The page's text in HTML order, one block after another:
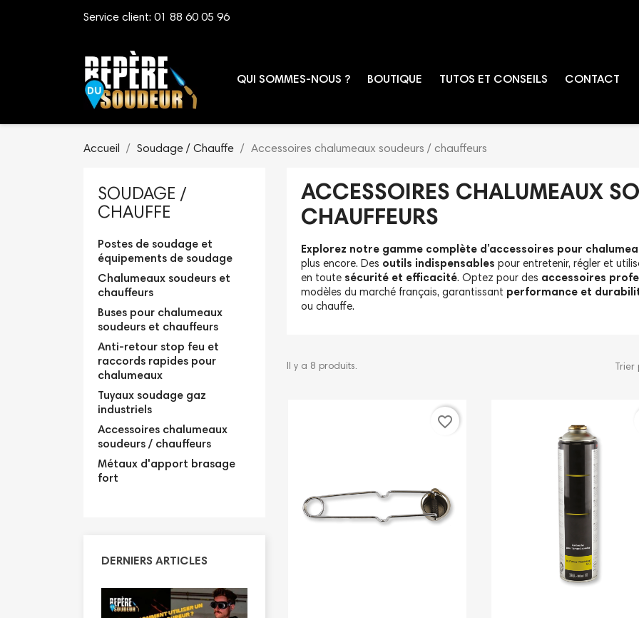
Service client: 01 88 60 05 96
QUI SOMMES-NOUS ? BOUTIQUE TUTOS ET CONSEILS CONTACT
Accueil Soudage / Chauffe Accessoires chalumeaux soudeurs / chauffeurs
SOUDAGE /
CHAUFFE
Postes de soudage et
équipements de soudage
Chalumeaux soudeurs et
chauffeurs
Buses pour chalumeaux
soudeurs et chauffeurs
Anti-retour stop feu et
raccords rapides pour
chalumeaux
Tuyaux soudage gaz
industriels
Accessoires chalumeaux
soudeurs / chauffeurs
Métaux d'apport brasage
fort
DERNIERS ARTICLES
ACCESSOIRES CHALUMEAUX
CHAUFFEURS
Explorez notre gamme complète d’accessoires pour
plus encore. Des outils indispensables pour entretenir, régler et
en toute sécurité et efficacité. Optez pour des accessoires
modèles du marché français, garantissant performance et
ou chauffe.
Il y a 8 produits. Trier
favorite_border